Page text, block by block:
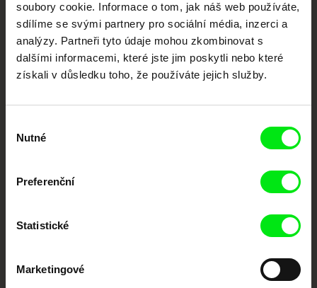
soubory cookie. Informace o tom, jak náš web používáte,
sdílíme se svými partnery pro sociální média, inzerci a
analýzy. Partneři tyto údaje mohou zkombinovat s
dalšími informacemi, které jste jim poskytli nebo které
získali v důsledku toho, že používáte jejich služby.
souhlasu
Nutné
Preferenční
Statistické
Marketingové
Portál DAFilms.cz je výsledkem tvůrčí spolupráce 7 klíčových evropských
festivalů dokumentárního filmu sdružených do Doc Alliance. Naším cílem je
posouvat hranice dokumentárního filmu, propagovat jeho rozmanitost a
podporovat kvalitní autorské filmy.
Členové Doc Alliance